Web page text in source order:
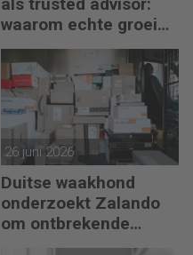
waarom echte groei
begint met reflectie
26 juni 2026
Duitse waakhond
onderzoekt Zalando
om ontbrekende
transactie in